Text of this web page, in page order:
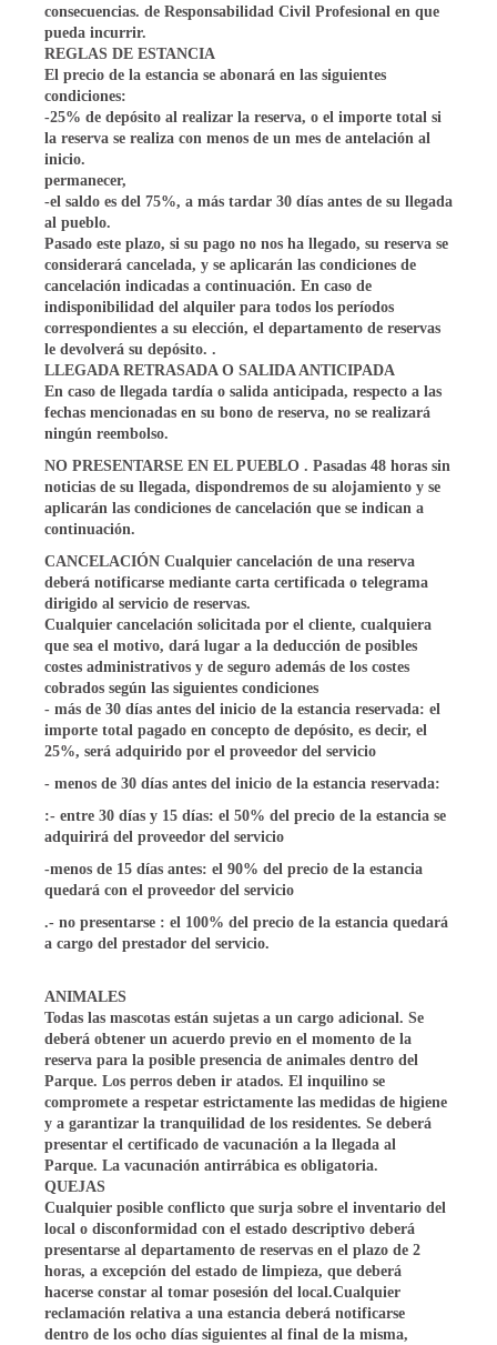
consecuencias. de Responsabilidad Civil Profesional en que
pueda incurrir.
REGLAS DE ESTANCIA
El precio de la estancia se abonará en las siguientes
condiciones:
-25% de depósito al realizar la reserva, o el importe total si
la reserva se realiza con menos de un mes de antelación al
inicio.
permanecer,
-el saldo es del 75%, a más tardar 30 días antes de su llegada
al pueblo.
Pasado este plazo, si su pago no nos ha llegado, su reserva se
considerará cancelada, y se aplicarán las condiciones de
cancelación indicadas a continuación. En caso de
indisponibilidad del alquiler para todos los períodos
correspondientes a su elección, el departamento de reservas
le devolverá su depósito. .
LLEGADA RETRASADA O SALIDA ANTICIPADA
En caso de llegada tardía o salida anticipada, respecto a las
fechas mencionadas en su bono de reserva, no se realizará
ningún reembolso.
NO PRESENTARSE EN EL PUEBLO . Pasadas 48 horas sin
noticias de su llegada, dispondremos de su alojamiento y se
aplicarán las condiciones de cancelación que se indican a
continuación.
CANCELACIÓN Cualquier cancelación de una reserva
deberá notificarse mediante carta certificada o telegrama
dirigido al servicio de reservas.
Cualquier cancelación solicitada por el cliente, cualquiera
que sea el motivo, dará lugar a la deducción de posibles
costes administrativos y de seguro además de los costes
cobrados según las siguientes condiciones
- más de 30 días antes del inicio de la estancia reservada: el
importe total pagado en concepto de depósito, es decir, el
25%, será adquirido por el proveedor del servicio
- menos de 30 días antes del inicio de la estancia reservada:
:- entre 30 días y 15 días: el 50% del precio de la estancia se
adquirirá del proveedor del servicio
-menos de 15 días antes: el 90% del precio de la estancia
quedará con el proveedor del servicio
.- no presentarse : el 100% del precio de la estancia quedará
a cargo del prestador del servicio.
ANIMALES
Todas las mascotas están sujetas a un cargo adicional. Se
deberá obtener un acuerdo previo en el momento de la
reserva para la posible presencia de animales dentro del
Parque. Los perros deben ir atados. El inquilino se
compromete a respetar estrictamente las medidas de higiene
y a garantizar la tranquilidad de los residentes. Se deberá
presentar el certificado de vacunación a la llegada al
Parque. La vacunación antirrábica es obligatoria.
QUEJAS
Cualquier posible conflicto que surja sobre el inventario del
local o disconformidad con el estado descriptivo deberá
presentarse al departamento de reservas en el plazo de 2
horas, a excepción del estado de limpieza, que deberá
hacerse constar al tomar posesión del local.Cualquier
reclamación relativa a una estancia deberá notificarse
dentro de los ocho días siguientes al final de la misma,